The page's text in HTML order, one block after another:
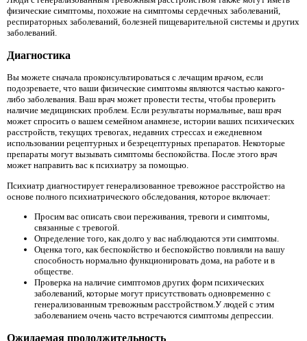
физические симптомы, похожие на симптомы сердечных заболеваний,
респираторных заболеваний, болезней пищеварительной системы и других
заболеваний.
Диагностика
Вы можете сначала проконсультироваться с лечащим врачом, если
подозреваете, что ваши физические симптомы являются частью какого-
либо заболевания. Ваш врач может провести тесты, чтобы проверить
наличие медицинских проблем. Если результаты нормальные, ваш врач
может спросить о вашем семейном анамнезе, истории ваших психических
расстройств, текущих тревогах, недавних стрессах и ежедневном
использовании рецептурных и безрецептурных препаратов. Некоторые
препараты могут вызывать симптомы беспокойства. После этого врач
может направить вас к психиатру за помощью.
Психиатр диагностирует генерализованное тревожное расстройство на
основе полного психиатрического обследования, которое включает:
Просим вас описать свои переживания, тревоги и симптомы,
связанные с тревогой.
Определение того, как долго у вас наблюдаются эти симптомы.
Оценка того, как беспокойство и беспокойство повлияли на вашу
способность нормально функционировать дома, на работе и в
обществе.
Проверка на наличие симптомов других форм психических
заболеваний, которые могут присутствовать одновременно с
генерализованным тревожным расстройством.У людей с этим
заболеванием очень часто встречаются симптомы депрессии.
Ожидаемая продолжительность